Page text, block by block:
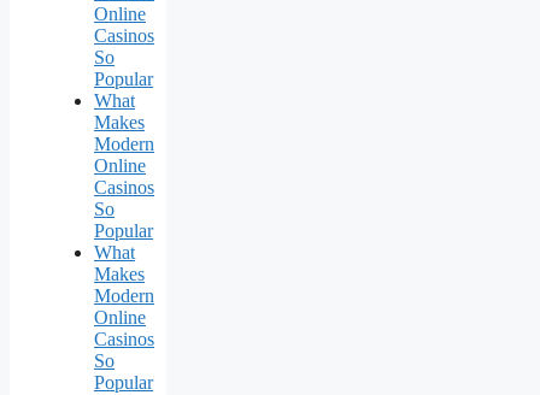
Online
Casinos
So
Popular
What
Makes
Modern
Online
Casinos
So
Popular
What
Makes
Modern
Online
Casinos
So
Popular